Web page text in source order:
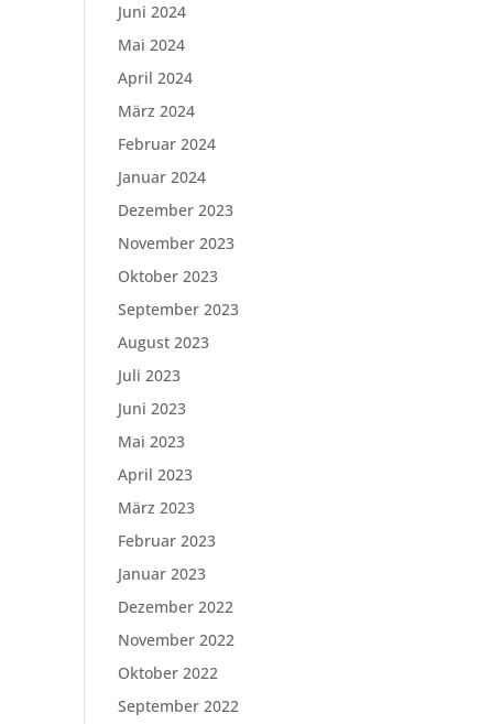
Juni 2024
Mai 2024
April 2024
März 2024
Februar 2024
Januar 2024
Dezember 2023
November 2023
Oktober 2023
September 2023
August 2023
Juli 2023
Juni 2023
Mai 2023
April 2023
März 2023
Februar 2023
Januar 2023
Dezember 2022
November 2022
Oktober 2022
September 2022